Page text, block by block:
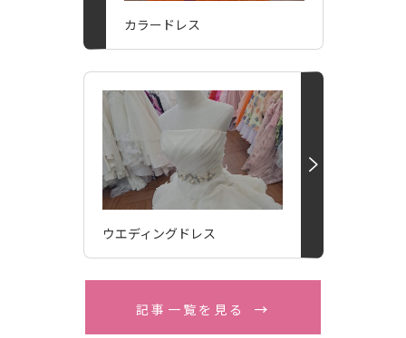
カラードレス
ウエディングドレス
記事一覧を見る